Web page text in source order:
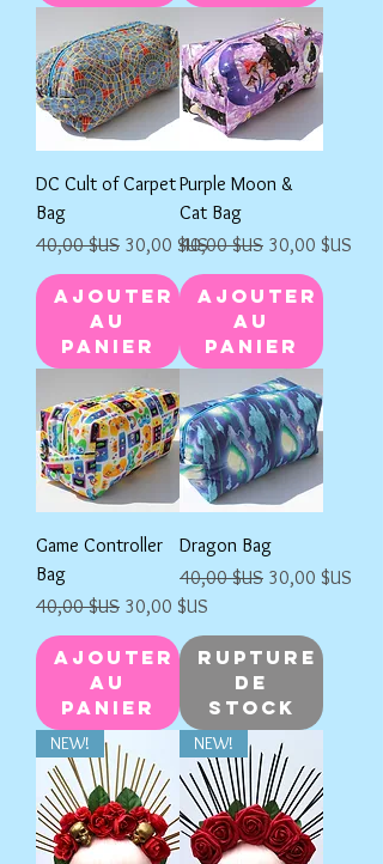
DC Cult of Carpet
Bag
Prix original
40,00 $US Prix promotionnel
30,00 $US
Ajouter
au
panier
Purple Moon &
Cat Bag
Prix original
40,00 $US Prix
30,00 $US
Ajouter
au
panier
Game Controller
Bag
Prix original
40,00 $US Prix promotionnel
30,00 $US
Ajouter
au
panier
Dragon Bag
Prix original
40,00 $US Prix
30,00 $US
Rupture
de
stock
NEW! NEW!